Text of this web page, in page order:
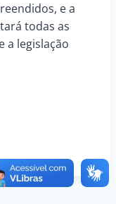
e a
todas as
a legislação